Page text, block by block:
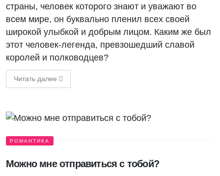
страны, человек которого знают и уважают во
всем мире, он буквально пленил всех своей
широкой улыбкой и добрым лицом. Каким же был
этот человек-легенда, превзошедший славой
королей и полководцев?
Читать далее
РОМАНТИКА
Можно мне отправиться с тобой?